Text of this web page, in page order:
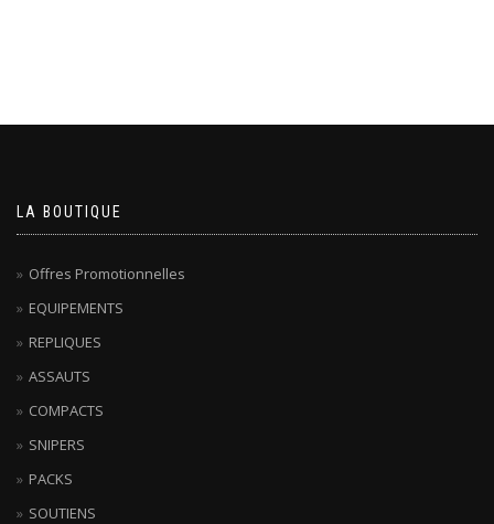
LA BOUTIQUE
Offres Promotionnelles
EQUIPEMENTS
REPLIQUES
ASSAUTS
COMPACTS
SNIPERS
PACKS
SOUTIENS